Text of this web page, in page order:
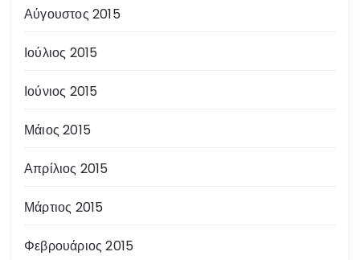
Αύγουστος 2015
Ιούλιος 2015
Ιούνιος 2015
Μάιος 2015
Απρίλιος 2015
Μάρτιος 2015
Φεβρουάριος 2015